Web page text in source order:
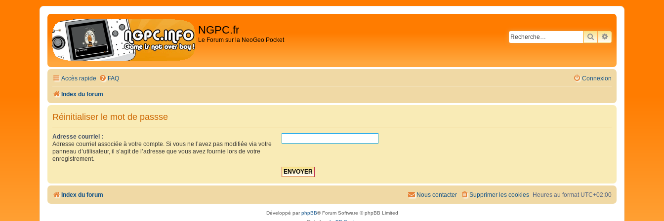
NGPC.fr
Le Forum sur la NeoGeo Pocket RECHERCHER
RECHERCHE
Accès rapide FAQ Connexion
Index du forum
Réinitialiser le mot de passse
Adresse courriel :
Adresse courriel associée à votre compte. Si vous ne l’avez pas modifiée via votre
panneau d’utilisateur, il s’agit de l’adresse que vous avez fournie lors de votre
enregistrement.
Index du forum Heures au format UTC+02:00
Supprimer les cookies
Nous contacter
Développé parphpBB® Forum Software © phpBB Limited